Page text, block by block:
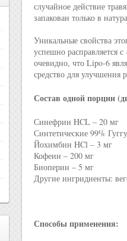
случайное действие
запакован только в
Уникальные свойства
успешно расправляется
очевидно, что Lipo-6
средство для
Состав одной порции
Синефрин HCL – 20 мг
Синтетические 99%
Йохимбин HCl – 3 мг
Кофеин – 200 мг
Биоперин – 5 мг
Другие ингридиенты:
Способы применения: